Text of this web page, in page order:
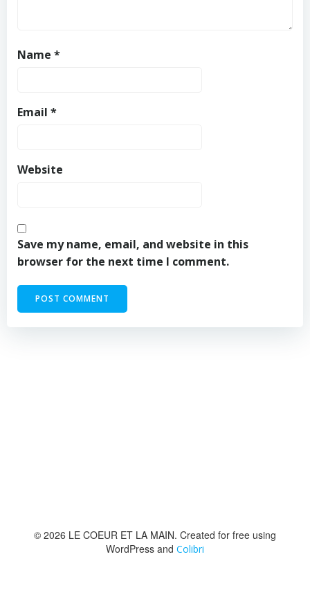
Name *
Email *
Website
Save my name, email, and website in this
browser for the next time I comment.
© 2026 LE COEUR ET LA MAIN. Created for free using
WordPress and Colibri